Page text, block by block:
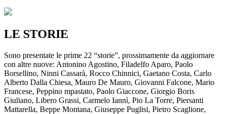
LE STORIE
Sono presentate le prime 22 “storie”, prossimamente da aggiornare
con altre nuove: Antonino Agostino, Filadelfo Aparo, Paolo
Borsellino, Ninni Cassarà, Rocco Chinnici, Gaetano Costa, Carlo
Alberto Dalla Chiesa, Mauro De Mauro, Giovanni Falcone, Mario
Francese, Peppino mpastato, Paolo Giaccone, Giorgio Boris
Giuliano, Libero Grassi, Carmelo Iannì, Pio La Torre, Piersanti
Mattarella, Beppe Montana, Giuseppe Puglisi, Pietro Scaglione,